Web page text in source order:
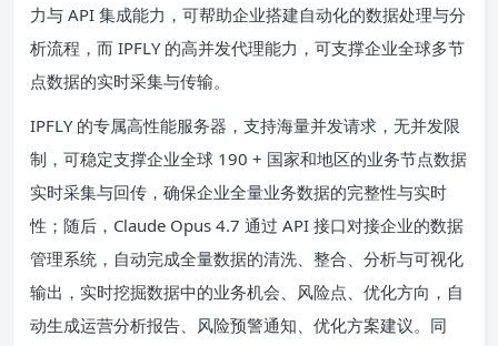
力与 API 集成能力，可帮助企业搭建自动化的数据处理与分
析流程，而 IPFLY 的高并发代理能力，可支撑企业全球多节
点数据的实时采集与传输。
IPFLY 的专属高性能服务器，支持海量并发请求，无并发限
制，可稳定支撑企业全球 190 + 国家和地区的业务节点数据
实时采集与回传，确保企业全量业务数据的完整性与实时
性；随后，Claude Opus 4.7 通过 API 接口对接企业的数据
管理系统，自动完成全量数据的清洗、整合、分析与可视化
输出，实时挖掘数据中的业务机会、风险点、优化方向，自
动生成运营分析报告、风险预警通知、优化方案建议。同